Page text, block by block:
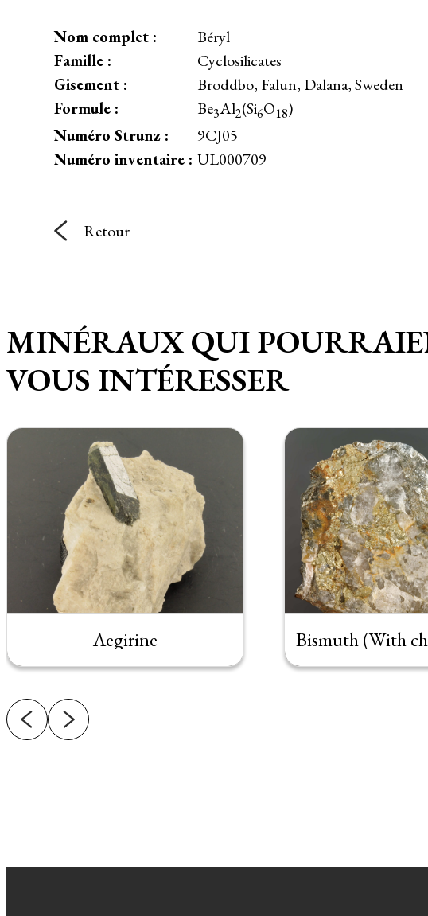
Nom complet :
Béryl
Famille :
Cyclosilicates
Gisement :
Broddbo, Falun, Dalana, Sweden
Formule :
Be3Al2(Si6O18)
Numéro Strunz :
9CJ05
Numéro inventaire : UL000709
Retour
MINÉRAUX QUI
VOUS INTÉRESSER
Aegirine Bismuth (With